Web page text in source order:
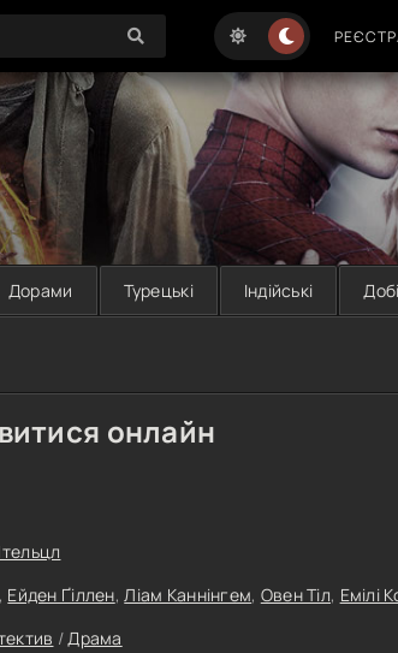
Дорами Турецькі Індійські
онлайн
, Ейден Ґіллен,Ліам Каннінгем, Овен Тіл, Емілі
/Драма